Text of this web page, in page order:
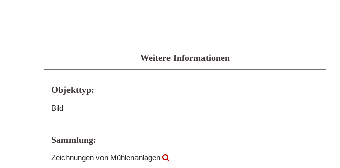
Weitere Informationen
Objekttyp:
Bild
Sammlung:
Zeichnungen von Mühlenanlagen